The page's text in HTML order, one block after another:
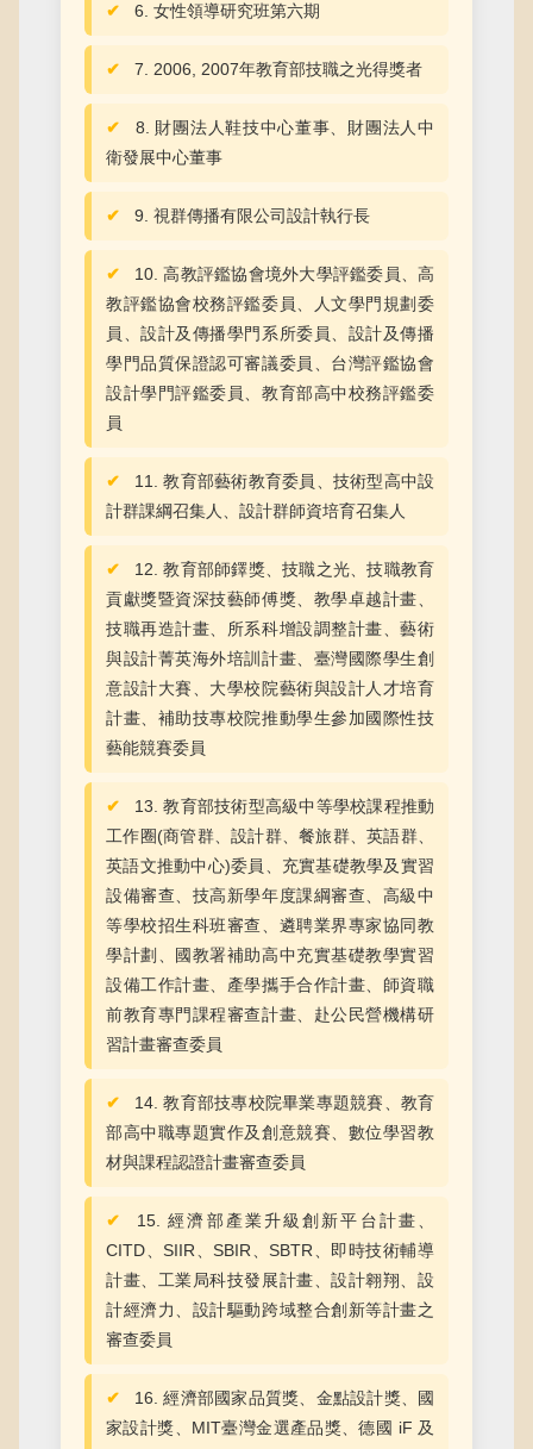
6. 女性領導研究班第六期
7. 2006, 2007年教育部技職之光得獎者
8. 財團法人鞋技中心董事、財團法人中
衛發展中心董事
9. 視群傳播有限公司設計執行長
10. 高教評鑑協會境外大學評鑑委員、高
教評鑑協會校務評鑑委員、人文學門規劃委
員、設計及傳播學門系所委員、設計及傳播
學門品質保證認可審議委員、台灣評鑑協會
設計學門評鑑委員、教育部高中校務評鑑委
員
11. 教育部藝術教育委員、技術型高中設
計群課綱召集人、設計群師資培育召集人
12. 教育部師鐸獎、技職之光、技職教育
貢獻獎暨資深技藝師傅獎、教學卓越計畫、
技職再造計畫、所系科增設調整計畫、藝術
與設計菁英海外培訓計畫、臺灣國際學生創
意設計大賽、大學校院藝術與設計人才培育
計畫、補助技專校院推動學生參加國際性技
藝能競賽委員
13. 教育部技術型高級中等學校課程推動
工作圈(商管群、設計群、餐旅群、英語群、
英語文推動中心)委員、充實基礎教學及實習
設備審查、技高新學年度課綱審查、高級中
等學校招生科班審查、遴聘業界專家協同教
學計劃、國教署補助高中充實基礎教學實習
設備工作計畫、產學攜手合作計畫、師資職
前教育專門課程審查計畫、赴公民營機構研
習計畫審查委員
14. 教育部技專校院畢業專題競賽、教育
部高中職專題實作及創意競賽、數位學習教
材與課程認證計畫審查委員
15. 經濟部產業升級創新平台計畫、
CITD、SIIR、SBIR、SBTR、即時技術輔導
計畫、工業局科技發展計畫、設計翱翔、設
計經濟力、設計驅動跨域整合創新等計畫之
審查委員
16. 經濟部國家品質獎、金點設計獎、國
家設計獎、MIT臺灣金選產品獎、德國 iF 及